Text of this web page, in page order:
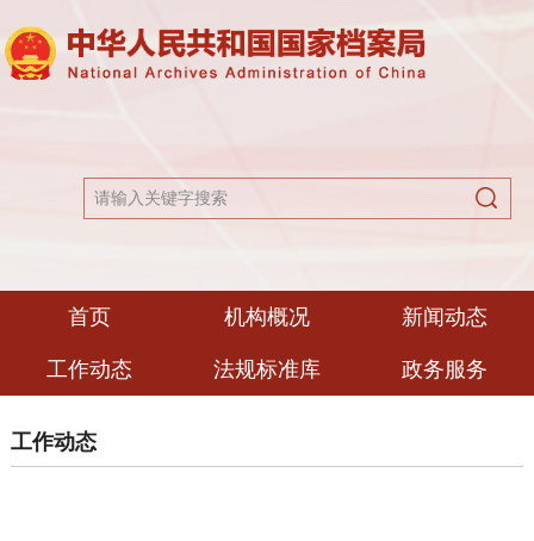
首页 机构概况 新闻动态
工作动态 法规标准库 政务服务
工作动态